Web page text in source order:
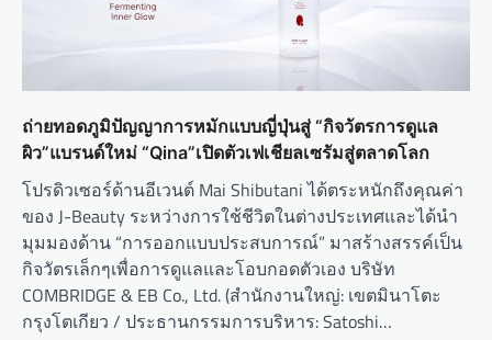
ถ่ายทอดภูมิปัญญาการหมักแบบญี่ปุ่นสู่ “กิจวัตรการดูแล
ผิว”แบรนด์ใหม่ “Qina”เปิดตัวเฟเชียลเซรัมสู่ตลาดโลก
โปรดิวเซอร์ด้านอีเวนต์ Mai Shibutani ได้ตระหนักถึงคุณค่า
ของ J-Beauty ระหว่างการใช้ชีวิตในต่างประเทศและได้นำ
มุมมองด้าน “การออกแบบประสบการณ์” มาสร้างสรรค์เป็น
กิจวัตรเล็กๆเพื่อการดูแลและโอบกอดตัวเอง บริษัท
COMBRIDGE & EB Co., Ltd. (สำนักงานใหญ่: เขตมินาโตะ
กรุงโตเกียว / ประธานกรรมการบริหาร: Satoshi…